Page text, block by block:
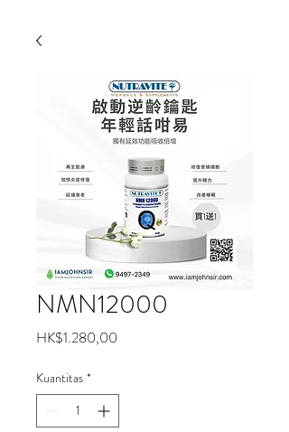
NMN12000
HK$1.280,00
Kuantitas *